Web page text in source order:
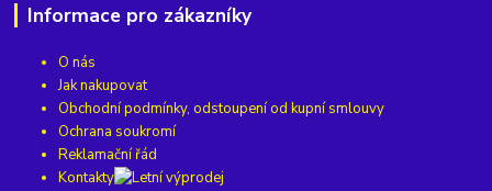
Informace pro zákazníky
O nás
Jak nakupovat
Obchodní podmínky, odstoupení od kupní smlouvy
Ochrana soukromí
Reklamační řád
Kontakty